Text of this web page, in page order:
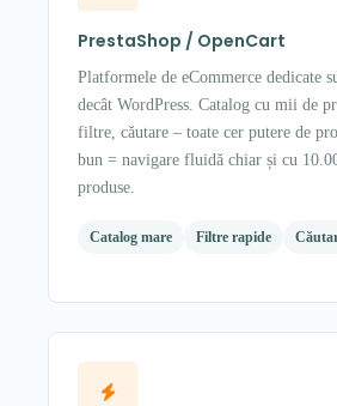
PrestaShop / OpenCart
Platformele de eCommerce dedicate
decât WordPress. Catalog cu mii de
filtre, căutare – toate cer putere de
bun = navigare fluidă chiar și cu
produse.
Catalog mare Filtre rapide